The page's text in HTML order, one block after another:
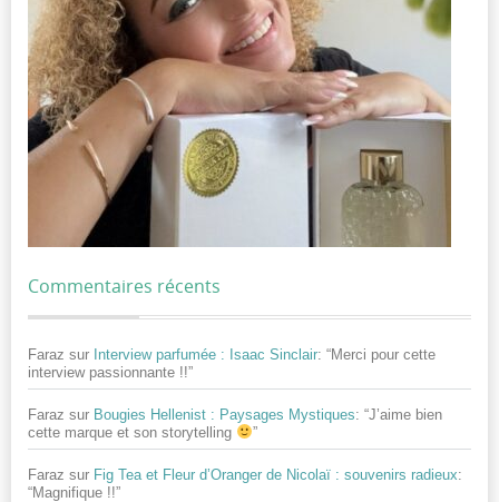
Commentaires récents
Faraz sur Interview parfumée : Isaac Sinclair: “Merci pour cette
interview passionnante !!”
Faraz sur Bougies Hellenist : Paysages Mystiques: “J’aime bien
cette marque et son storytelling
”
Faraz sur Fig Tea et Fleur d’Oranger de Nicolaï : souvenirs radieux:
“Magnifique !!”